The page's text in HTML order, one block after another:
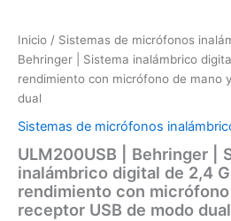
Inicio / Sistemas de micrófonos
Behringer | Sistema inalámbrico
rendimiento con micrófono de mano
dual
Sistemas de micrófonos
ULM200USB | Behringer |
inalámbrico digital de 2,4
rendimiento con
receptor USB de modo dual